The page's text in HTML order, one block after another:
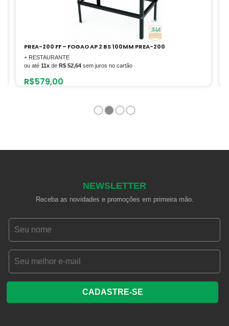
PREA-200 FF – FOGAO AP 2 BS 100MM PREA-200
+ RESTAURANTE
ou até 11x de R$ 52,64 sem juros no cartão
R$579,00
1 2 3 4
NEWSLETTER
Receba as novidades e promoções em primeira mão.
CADASTRE-SE